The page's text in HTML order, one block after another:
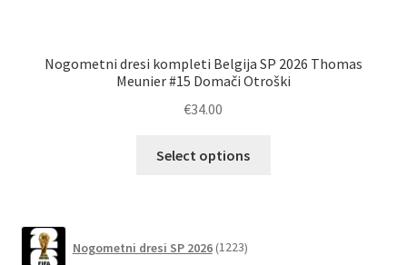
Nogometni dresi kompleti Belgija SP 2026 Thomas
Meunier #15 Domači Otroški
€34.00
Select options
Nogometni dresi SP 2026 1223izdelkov